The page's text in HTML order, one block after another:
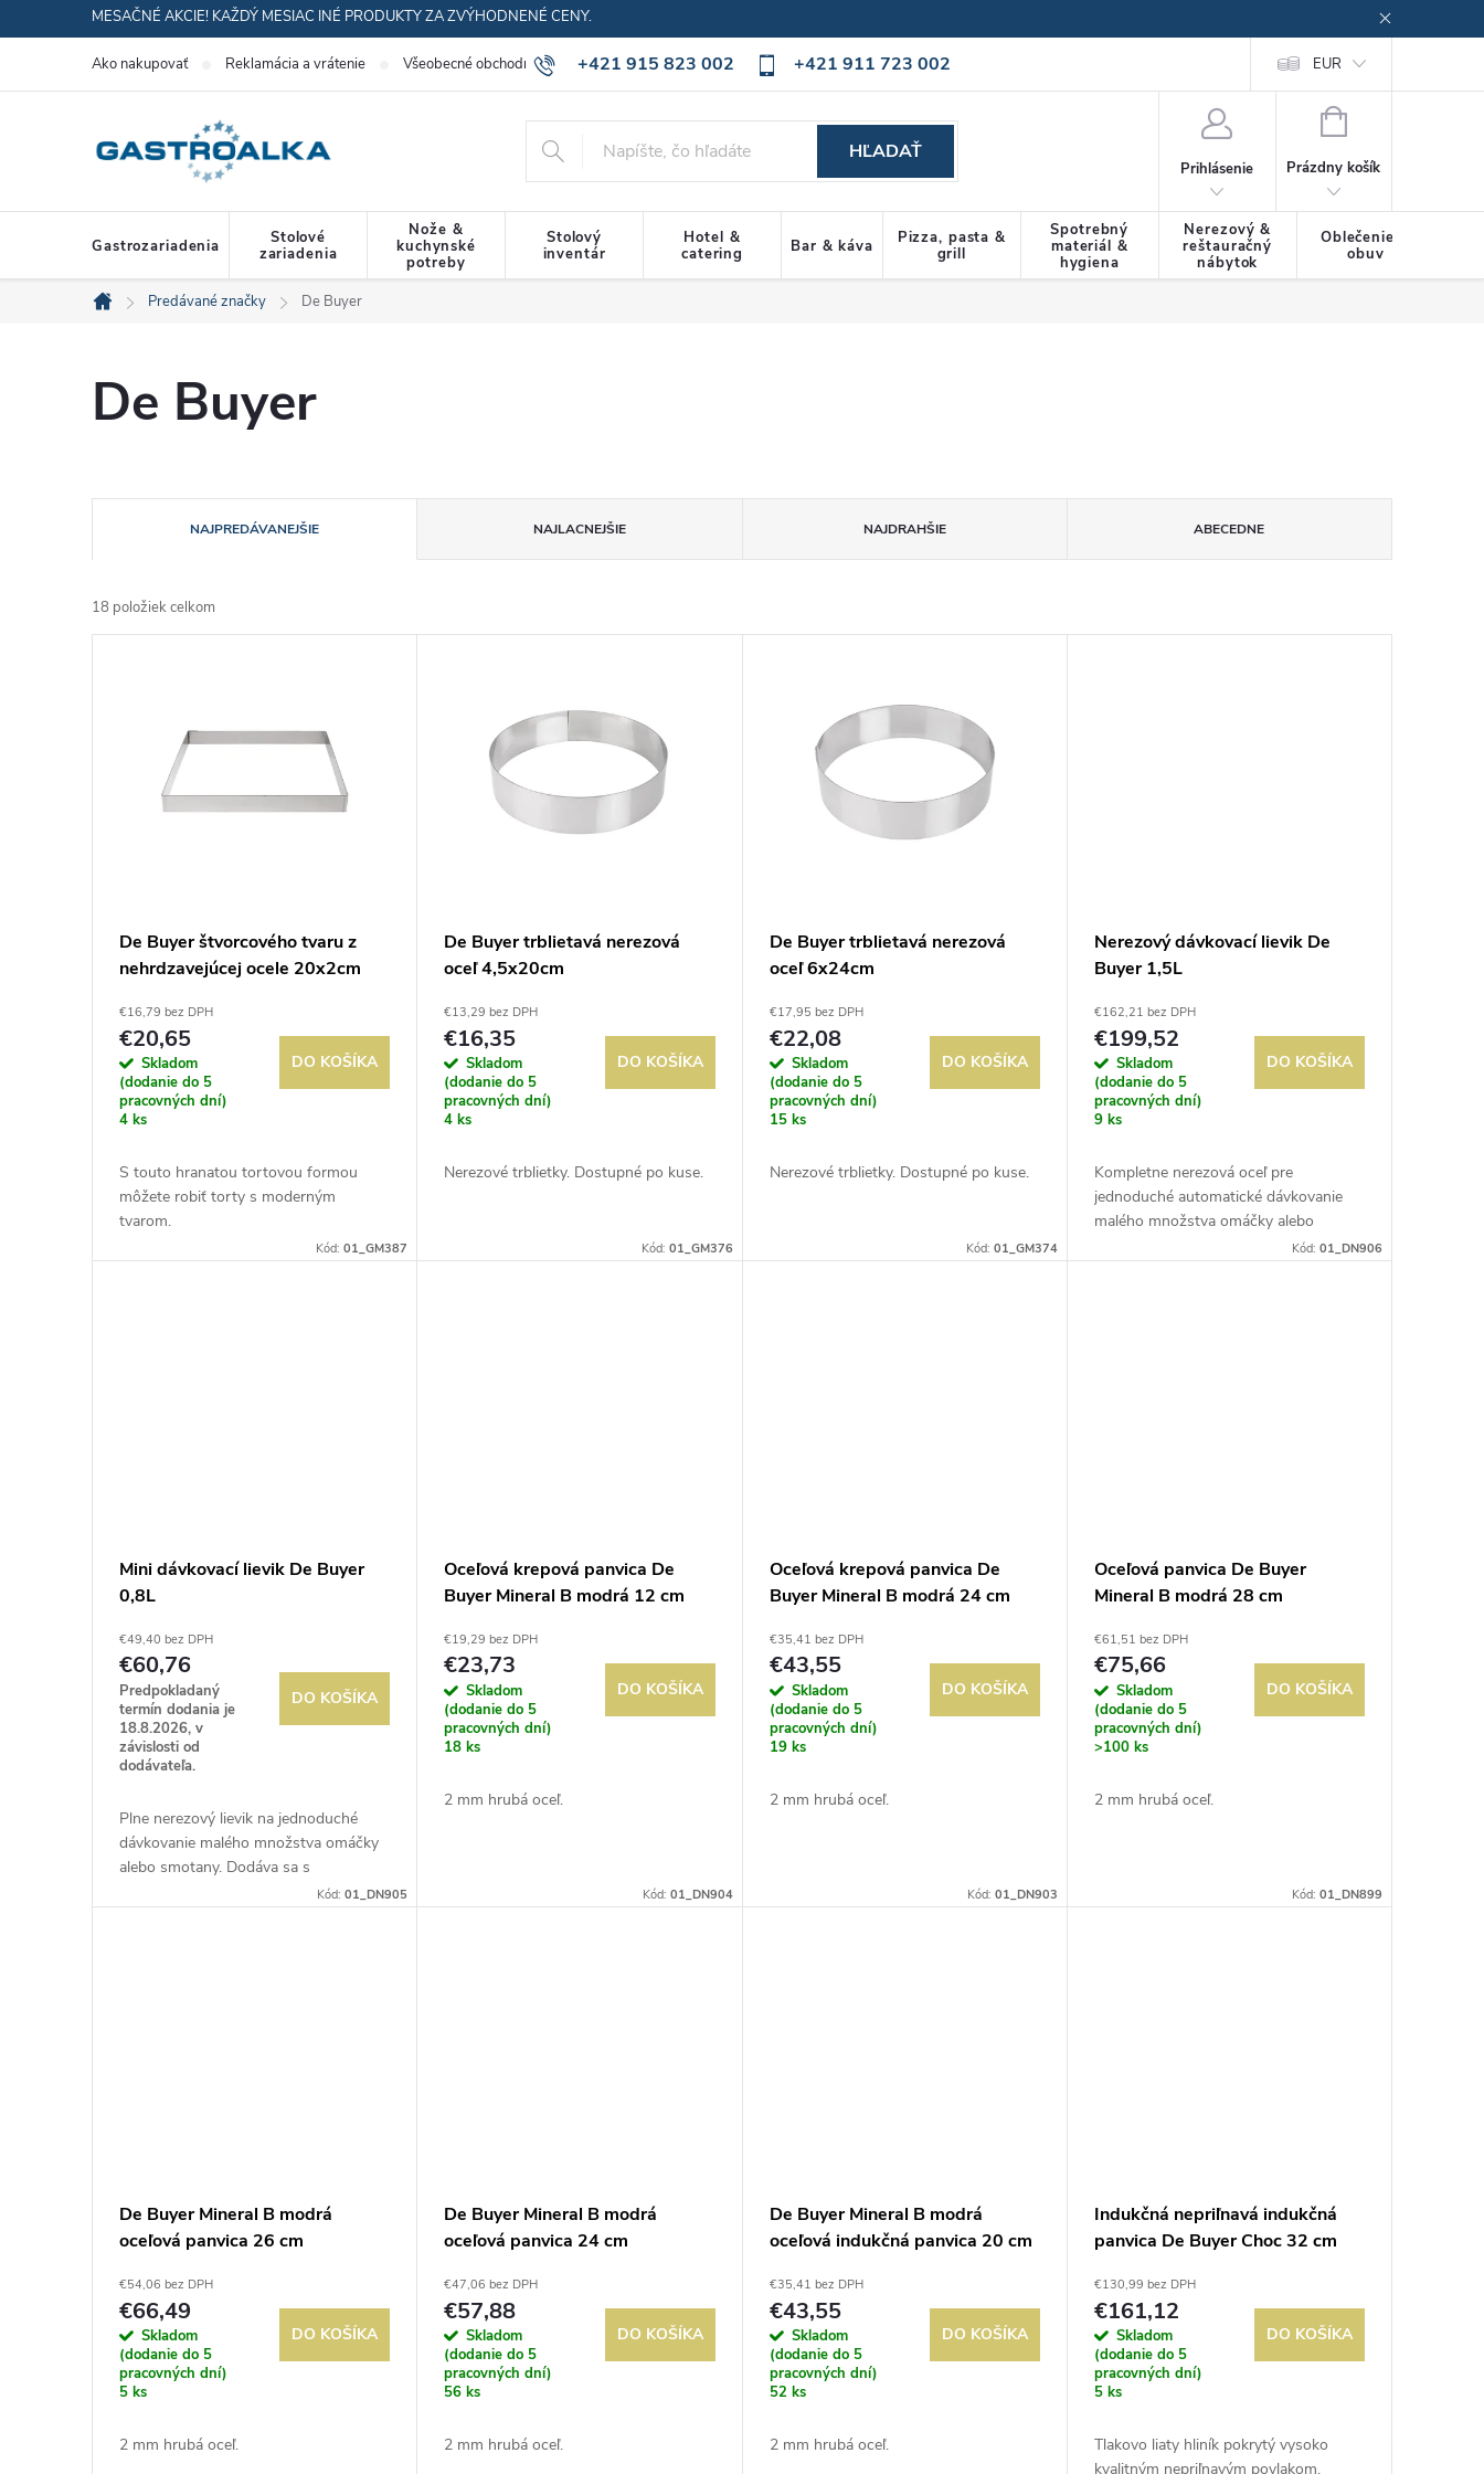
na
MESAČNÉ AKCIE! KAŽDÝ MESIAC INÉ PRODUKTY ZA ZVÝHODNENÉ CENY.
+421 915 823 002 +421 911 723 002
Ako nakupovať Reklamácia a vrátenie Všeobecné obchodné podmienky Ochrana osobných údajov Cookies policy EUR
HĽADAŤ
Prihlásenie
NÁKUPNÝ
Prázdny košík
Gastrozariadenia
Stolové
zariadenia
Nože &
kuchynské
potreby
Stolový
inventár
Hotel &
catering
Bar & káva
Pizza, pasta &
grill
Spotrebný
materiál &
hygiena
Nerezový &
reštauračný
nábytok
Oblečenie &
obuv
Domov
Predávané značky De Buyer
De Buyer
a
d
NAJPREDÁVANEJŠIE NAJLACNEJŠIE NAJDRAHŠIE ABECEDNE
18 položiek celkom
t
De Buyer štvorcového tvaru z
nehrdzavejúcej ocele 20x2cm
€16,79 bez DPH
€20,65
Skladom
(dodanie do 5
pracovných dní)
4 ks
DO KOŠÍKA
S touto hranatou tortovou formou
môžete robiť torty s moderným
tvarom.
Kód:01_GM387
De Buyer trblietavá nerezová
oceľ 4,5x20cm
€13,29 bez DPH
€16,35
Skladom
(dodanie do 5
pracovných dní)
4 ks
DO KOŠÍKA
Nerezové trblietky. Dostupné po kuse.
Kód: 01_GM376
De Buyer trblietavá nerezová
oceľ 6x24cm
€17,95 bez DPH
€22,08
Skladom
(dodanie do 5
pracovných dní)
15 ks
DO KOŠÍKA
Nerezové trblietky. Dostupné po kuse.
Kód: 01_GM374
Nerezový dávkovací lievik De
Buyer 1,5L
€162,21 bez DPH
€199,52
Skladom
(dodanie do 5
pracovných dní)
9 ks
DO KOŠÍKA
Kompletne nerezová oceľ pre
jednoduché automatické dávkovanie
malého množstva omáčky alebo
smotany. Dodávané s 2 tryskami 4 mm
Kód: 01_DN906
Mini dávkovací lievik De Buyer
0,8L
€49,40 bez DPH
€60,76
Predpokladaný
termín dodania je
18.8.2026, v
závislosti od
dodávateľa.
DO KOŠÍKA
Plne nerezový lievik na jednoduché
dávkovanie malého množstva omáčky
alebo smotany. Dodáva sa s
protišmykovým stojanom a 7 mm (Ã)
Kód:01_DN905
Oceľová krepová panvica De
Buyer Mineral B modrá 12 cm
€19,29 bez DPH
€23,73
Skladom
(dodanie do 5
pracovných dní)
18 ks
DO KOŠÍKA
2 mm hrubá oceľ.
Kód: 01_DN904
Oceľová krepová panvica De
Buyer Mineral B modrá 24 cm
€35,41 bez DPH
€43,55
Skladom
(dodanie do 5
pracovných dní)
19 ks
DO KOŠÍKA
2 mm hrubá oceľ.
Kód: 01_DN903
Oceľová panvica De Buyer
Mineral B modrá 28 cm
€61,51 bez DPH
€75,66
Skladom
(dodanie do 5
pracovných dní)
>100 ks
DO KOŠÍKA
2 mm hrubá oceľ.
Kód: 01_DN899
De Buyer Mineral B modrá
oceľová panvica 26 cm
€54,06 bez DPH
€66,49
Skladom
(dodanie do 5
pracovných dní)
5 ks
DO KOŠÍKA
2 mm hrubá oceľ.
De Buyer Mineral B modrá
oceľová panvica 24 cm
€47,06 bez DPH
€57,88
Skladom
(dodanie do 5
pracovných dní)
56 ks
DO KOŠÍKA
2 mm hrubá oceľ.
De Buyer Mineral B modrá
oceľová indukčná panvica 20 cm
€35,41 bez DPH
€43,55
Skladom
(dodanie do 5
pracovných dní)
52 ks
DO KOŠÍKA
2 mm hrubá oceľ.
Indukčná nepriľnavá indukčná
panvica De Buyer Choc 32 cm
€130,99 bez DPH
€161,12
Skladom
(dodanie do 5
pracovných dní)
5 ks
DO KOŠÍKA
Tlakovo liaty hliník pokrytý vysoko
kvalitným nepriľnavým povlakom,